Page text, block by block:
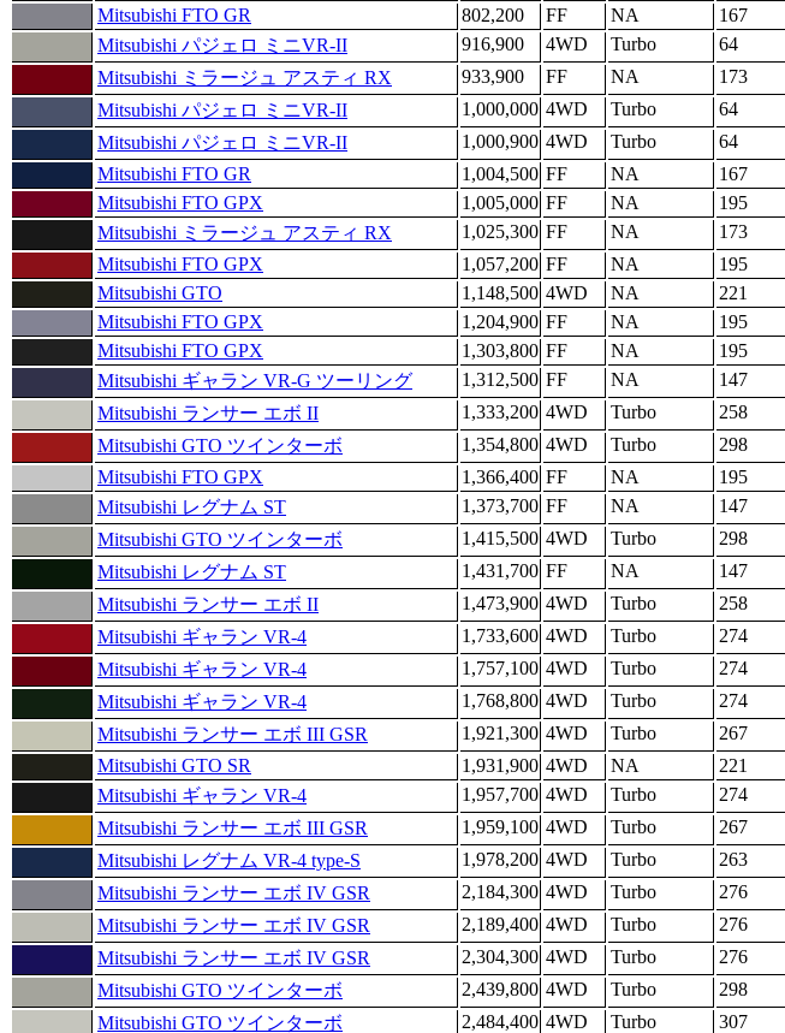
Mitsubishi FTO GR
802,200 FF NA 167
Mitsubishi パジェロ ミニVR-II
916,900 4WD Turbo 64
Mitsubishi ミラージュ アスティ RX
933,900 FF NA 173
Mitsubishi パジェロ ミニVR-II
1,000,000 4WD Turbo 64
Mitsubishi パジェロ ミニVR-II
1,000,900 4WD Turbo 64
Mitsubishi FTO GR
1,004,500 FF NA 167
Mitsubishi FTO GPX
1,005,000 FF NA 195
Mitsubishi ミラージュ アスティ RX
1,025,300 FF NA 173
Mitsubishi FTO GPX
1,057,200 FF NA 195
Mitsubishi GTO
1,148,500 4WD NA 221
Mitsubishi FTO GPX
1,204,900 FF NA 195
Mitsubishi FTO GPX
1,303,800 FF NA 195
Mitsubishi ギャラン VR-G ツーリング
1,312,500 FF NA 147
Mitsubishi ランサー エボ II
1,333,200 4WD Turbo 258
Mitsubishi GTO ツインターボ
1,354,800 4WD Turbo 298
Mitsubishi FTO GPX
1,366,400 FF NA 195
Mitsubishi レグナム ST
1,373,700 FF NA 147
Mitsubishi GTO ツインターボ
1,415,500 4WD Turbo 298
Mitsubishi レグナム ST
1,431,700 FF NA 147
Mitsubishi ランサー エボ II
1,473,900 4WD Turbo 258
Mitsubishi ギャラン VR-4
1,733,600 4WD Turbo 274
Mitsubishi ギャラン VR-4
1,757,100 4WD Turbo 274
Mitsubishi ギャラン VR-4
1,768,800 4WD Turbo 274
Mitsubishi ランサー エボ III GSR
1,921,300 4WD Turbo 267
Mitsubishi GTO SR
1,931,900 4WD NA 221
Mitsubishi ギャラン VR-4
1,957,700 4WD Turbo 274
Mitsubishi ランサー エボ III GSR
1,959,100 4WD Turbo 267
Mitsubishi レグナム VR-4 type-S
1,978,200 4WD Turbo 263
Mitsubishi ランサー エボ IV GSR
2,184,300 4WD Turbo 276
Mitsubishi ランサー エボ IV GSR
2,189,400 4WD Turbo 276
Mitsubishi ランサー エボ IV GSR
2,304,300 4WD Turbo 276
Mitsubishi GTO ツインターボ
2,439,800 4WD Turbo 298
Mitsubishi GTO ツインターボ
2,484,400 4WD Turbo 307